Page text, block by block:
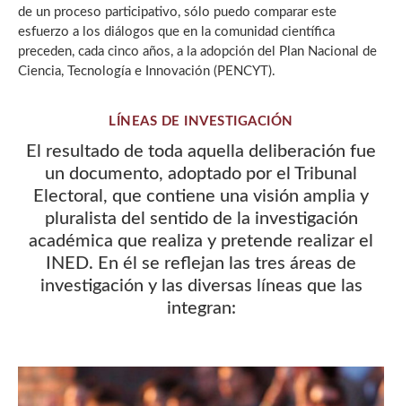
de un proceso participativo, sólo puedo comparar este
esfuerzo a los diálogos que en la comunidad científica
preceden, cada cinco años, a la adopción del Plan Nacional de
Ciencia, Tecnología e Innovación (PENCYT).
LÍNEAS DE INVESTIGACIÓN
El resultado de toda aquella deliberación fue
un documento, adoptado por el Tribunal
Electoral, que contiene una visión amplia y
pluralista del sentido de la investigación
académica que realiza y pretende realizar el
INED. En él se reflejan las tres áreas de
investigación y las diversas líneas que las
integran: